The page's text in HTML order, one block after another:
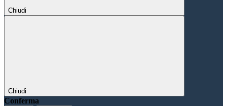
Chiudi
Chiudi
Conferma